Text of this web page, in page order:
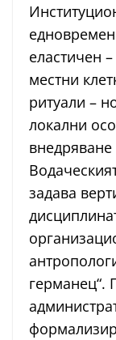
еластичен
местни
ритуали –
локални
задава
германец“.